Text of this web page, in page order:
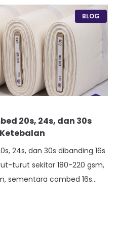
BLOG
20s, 24s, dan 30s
24s, dan 30s dibanding 16s
turut sekitar 180-220 gsm,
sementara combed 16s
sedangkan kaos lain